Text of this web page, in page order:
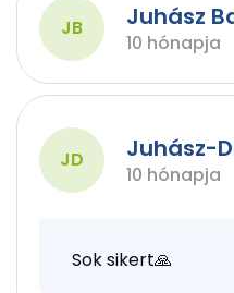
JB Juhász
10 hónapja
JD Juhász-
10 hónapja
Sok sikert🙏